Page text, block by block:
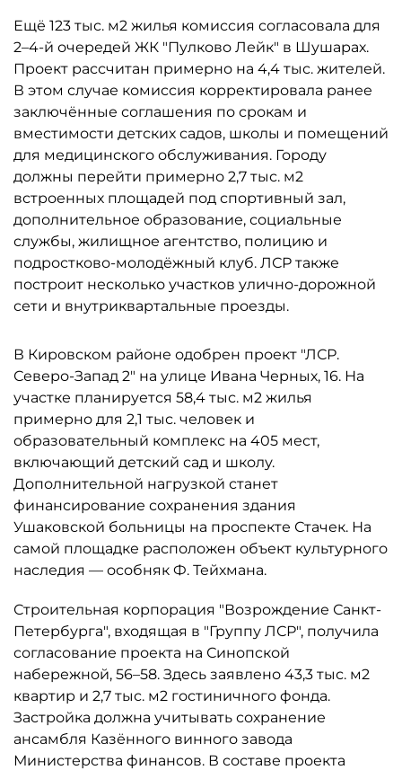
Ещё 123 тыс. м2 жилья комиссия согласовала для
2–4-й очередей ЖК "Пулково Лейк" в Шушарах.
Проект рассчитан примерно на 4,4 тыс. жителей.
В этом случае комиссия корректировала ранее
заключённые соглашения по срокам и
вместимости детских садов, школы и помещений
для медицинского обслуживания. Городу
должны перейти примерно 2,7 тыс. м2
встроенных площадей под спортивный зал,
дополнительное образование, социальные
службы, жилищное агентство, полицию и
подростково-молодёжный клуб. ЛСР также
построит несколько участков улично-дорожной
сети и внутриквартальные проезды.
В Кировском районе одобрен проект "ЛСР.
Северо-Запад 2" на улице Ивана Черных, 16. На
участке планируется 58,4 тыс. м2 жилья
примерно для 2,1 тыс. человек и
образовательный комплекс на 405 мест,
включающий детский сад и школу.
Дополнительной нагрузкой станет
финансирование сохранения здания
Ушаковской больницы на проспекте Стачек. На
самой площадке расположен объект культурного
наследия — особняк Ф. Тейхмана.
Строительная корпорация "Возрождение Санкт-
Петербурга", входящая в "Группу ЛСР", получила
согласование проекта на Синопской
набережной, 56–58. Здесь заявлено 43,3 тыс. м2
квартир и 2,7 тыс. м2 гостиничного фонда.
Застройка должна учитывать сохранение
ансамбля Казённого винного завода
Министерства финансов. В составе проекта